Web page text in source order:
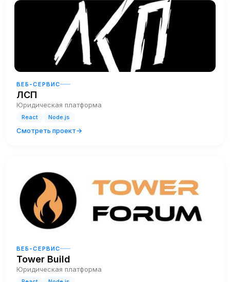
ВЕБ-СЕРВИС
ЛСП
Юридическая платформа
React Node.js
Смотреть проект
ВЕБ-СЕРВИС
Tower Build
Юридическая платформа